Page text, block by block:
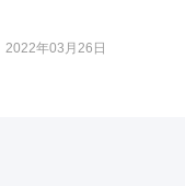
2022年03月26日